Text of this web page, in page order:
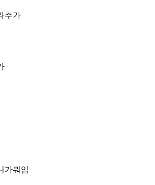
추가
가뭐임